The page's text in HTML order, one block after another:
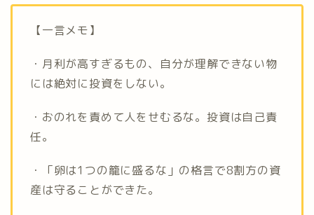
【一言メモ】
・月利が高すぎるもの、自分が理解できない物
には絶対に投資をしない。
・おのれを責めて人をせむるな。投資は自己責
任。
・「卵は1つの籠に盛るな」の格言で8割方の資
産は守ることができた。